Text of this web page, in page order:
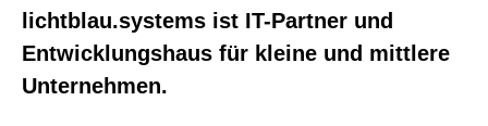
lichtblau.systems ist IT-Partner und
Entwicklungshaus für kleine und mittlere
Unternehmen.